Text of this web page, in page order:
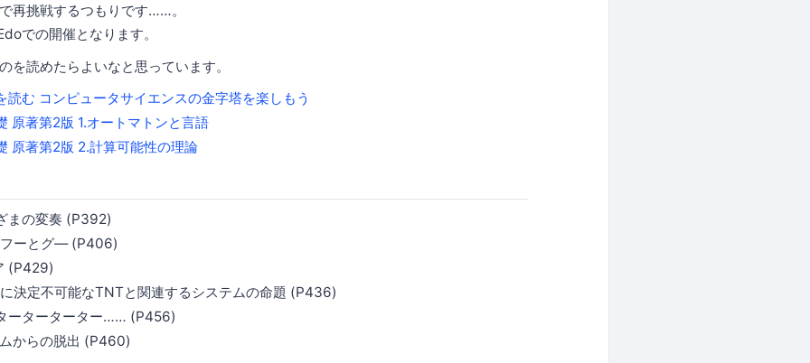
再挑戦するつもりです……。
での開催となります。
を読めたらよいなと思っています。
読む コンピュータサイエンスの金字塔を楽しもう
原著第2版 1.オートマトンと言語
原著第2版 2.計算可能性の理論
まの変奏 (P392)
ーとグ― (P406)
(P429)
決定不可能なTNTと関連するシステムの命題 (P436)
ーターターター…… (P456)
からの脱出 (P460)